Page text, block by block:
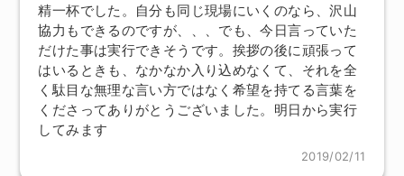
精一杯でした。自分も同じ現場にいくのなら、沢山
協力もできるのですが、、、でも、今日言っていた
だけた事は実行できそうです。挨拶の後に頑張って
はいるときも、なかなか入り込めなくて、それを全
く駄目な無理な言い方ではなく希望を持てる言葉を
くださってありがとうございました。明日から実行
してみます
2019/02/11